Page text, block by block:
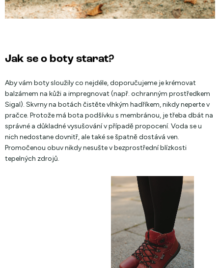
Jak se o boty starat?
Aby vám boty sloužily co nejdéle, doporučujeme je krémovat
balzámem na kůži a impregnovat (např. ochranným prostředkem
Sigal). Skvrny na botách čistěte vlhkým hadříkem, nikdy neperte v
pračce. Protože má bota podšívku s membránou, je třeba dbát na
správné a důkladné vysušování v případě propocení. Voda se u
nich nedostane dovnitř, ale také se špatně dostává ven.
Promočenou obuv nikdy nesušte v bezprostřední blízkosti
tepelných zdrojů.